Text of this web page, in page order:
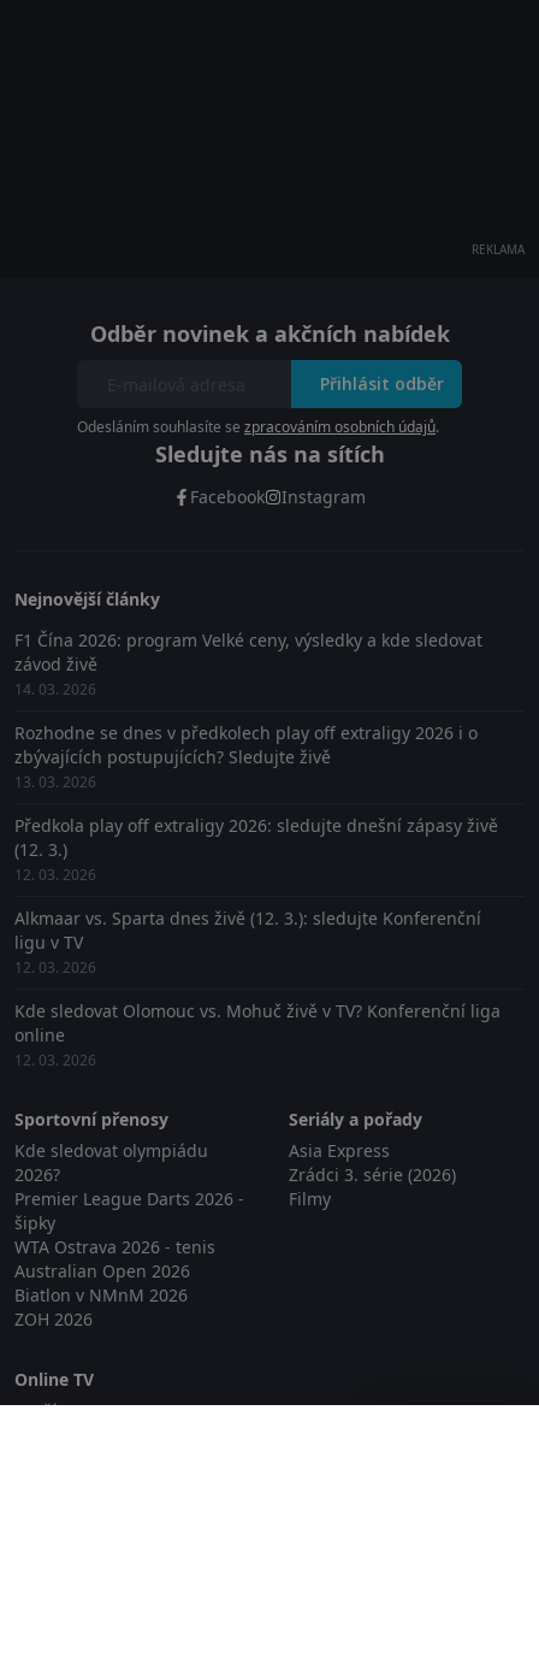
REKLAMA
Odběr novinek a akčních nabídek
Přihlásit odběr
Odesláním souhlasíte se zpracováním osobních údajů.
Sledujte nás na sítích
Facebook Instagram
Nejnovější články
F1 Čína 2026: program Velké ceny, výsledky a kde sledovat
závod živě
14. 03. 2026
Rozhodne se dnes v předkolech play off extraligy 2026 i o
zbývajících postupujících? Sledujte živě
13. 03. 2026
Předkola play off extraligy 2026: sledujte dnešní zápasy živě
(12. 3.)
12. 03. 2026
Alkmaar vs. Sparta dnes živě (12. 3.): sledujte Konferenční
ligu v TV
12. 03. 2026
Kde sledovat Olomouc vs. Mohuč živě v TV? Konferenční liga
online
12. 03. 2026
Sportovní přenosy
Kde sledovat olympiádu
2026?
Premier League Darts 2026 -
šipky
WTA Ostrava 2026 - tenis
Australian Open 2026
Biatlon v NMnM 2026
ZOH 2026
Seriály a pořady
Asia Express
Zrádci 3. série (2026)
Filmy
Online TV
Lepší.TV